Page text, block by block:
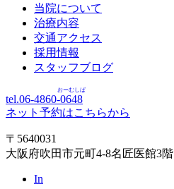
当院について
治療内容
交通アクセス
採用情報
スタッフブログ
tel.06-4860-0648
おーむしば
ネット予約はこちらから
〒5640031
大阪府吹田市元町4-8名匠医館3階
In